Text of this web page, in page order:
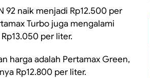
92 naik menjadi Rp12.500 per
Turbo juga mengalami
per liter.
harga adalah Pertamax Green,
Rp12.800 per liter.